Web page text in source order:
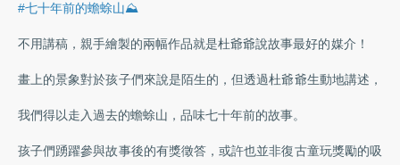
#七十年前的蟾蜍山⛰️
不用講稿，親手繪製的兩幅作品就是杜爺爺說故事最好的媒介！
畫上的景象對於孩子們來說是陌生的，但透過杜爺爺生動地講述，
我們得以走入過去的蟾蜍山，品味七十年前的故事。
孩子們踴躍參與故事後的有獎徵答，或許也並非復古童玩獎勵的吸